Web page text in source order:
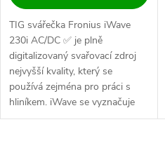
TIG svářečka Fronius iWave
230i AC/DC ✅ je plně
digitalizovaný svařovací zdroj
nejvyšší kvality, který se
používá zejména pro práci s
hliníkem. iWave se vyznačuje
robustní...